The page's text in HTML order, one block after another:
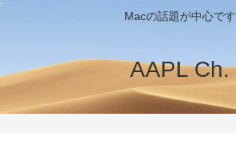
Macの話題が中心です
AAPL Ch.